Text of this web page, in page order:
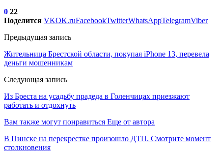
0 22
Поделится VKOK.ruFacebookTwitterWhatsAppTelegramViber
Предыдущая запись
Жительница Брестской области, покупая iPhone 13, перевела
деньги мошенникам
Следующая запись
Из Бреста на усадьбу прадеда в Голенчицах приезжают
работать и отдохнуть
Вам также могут понравиться Еще от автора
В Пинске на перекрестке произошло ДТП. Смотрите момент
столкновения